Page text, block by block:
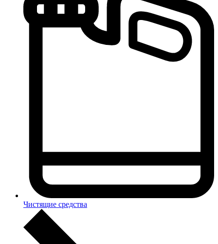
Чистящие средства